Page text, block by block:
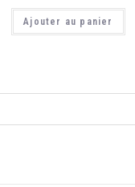
Ajouter au panier